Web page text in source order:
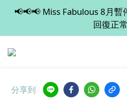
💡 全店滿 $600 免運
📢📢📢 Miss Fabulous 8月暫
回復正常
💡 全店滿 $600 免運
分享到